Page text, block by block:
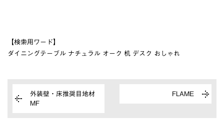
【検索用ワード】
ダイニングテーブル ナチュラル オーク 机 デスク おしゃれ
外装壁・床推奨目地材
MF
FLAME